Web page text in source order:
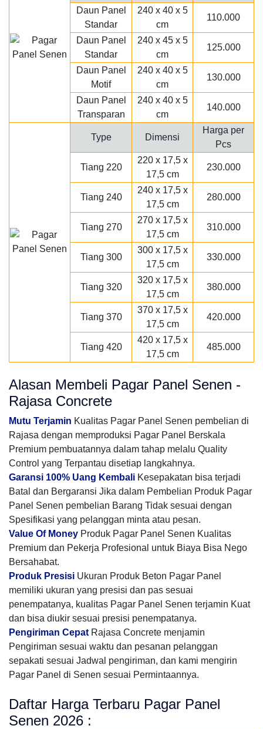
Daun Panel
Standar
240 x 40 x 5
cm
110.000
Daun Panel
Standar
240 x 45 x 5
cm
125.000
Daun Panel
Motif
240 x 40 x 5
cm
130.000
Daun Panel
Transparan
240 x 40 x 5
cm
140.000
Type Dimensi
Harga per
Pcs
Tiang 220
220 x 17,5 x
17,5 cm
230.000
Tiang 240
240 x 17,5 x
17,5 cm
280.000
Tiang 270
270 x 17,5 x
17,5 cm
310.000
Tiang 300
300 x 17,5 x
17,5 cm
330.000
Tiang 320
320 x 17,5 x
17,5 cm
380.000
Tiang 370
370 x 17,5 x
17,5 cm
420.000
Tiang 420
420 x 17,5 x
17,5 cm
485.000
Alasan Membeli Pagar Panel Senen -
Rajasa Concrete
Mutu Terjamin Kualitas Pagar Panel Senen pembelian di
Rajasa dengan memproduksi Pagar Panel Berskala
Premium pembuatannya dalam tahap melalu Quality
Control yang Terpantau disetiap langkahnya.
Garansi 100% Uang Kembali Kesepakatan bisa terjadi
Batal dan Bergaransi Jika dalam Pembelian Produk Pagar
Panel Senen pembelian Barang Tidak sesuai dengan
Spesifikasi yang pelanggan minta atau pesan.
Value Of Money Produk Pagar Panel Senen Kualitas
Premium dan Pekerja Profesional untuk Biaya Bisa Nego
Bersahabat.
Produk Presisi Ukuran Produk Beton Pagar Panel
memiliki ukuran yang presisi dan pas sesuai
penempatanya, kualitas Pagar Panel Senen terjamin Kuat
dan bisa diukir sesuai presisi penempatanya.
Pengiriman Cepat Rajasa Concrete menjamin
Pengiriman sesuai waktu dan pesanan pelanggan
sepakati sesuai Jadwal pengiriman, dan kami mengirin
Pagar Panel di Senen sesuai Permintaannya.
Daftar Harga Terbaru Pagar Panel
Senen 2026 :